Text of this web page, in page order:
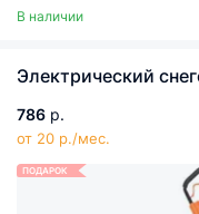
В наличии
Электрический
786 р.
от 20 р./мес.
ПОДАРОК